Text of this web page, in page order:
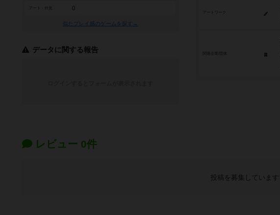
アートワーク
アート・外見 0
似たプレイ感のゲームを探す→
データに関する報告
レビュー 0件
投稿を募集しています